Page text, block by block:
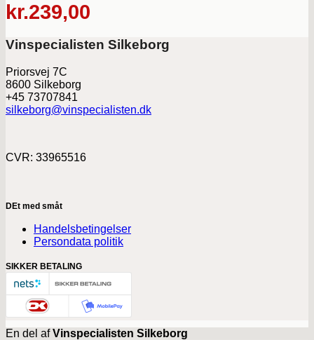
kr.239,00
Vinspecialisten Silkeborg
Priorsvej 7C
8600 Silkeborg
+45 73707841
silkeborg@vinspecialisten.dk
CVR: 33965516
DEt med småt
Handelsbetingelser
Persondata politik
SIKKER BETALING
En del afVinspecialisten Silkeborg